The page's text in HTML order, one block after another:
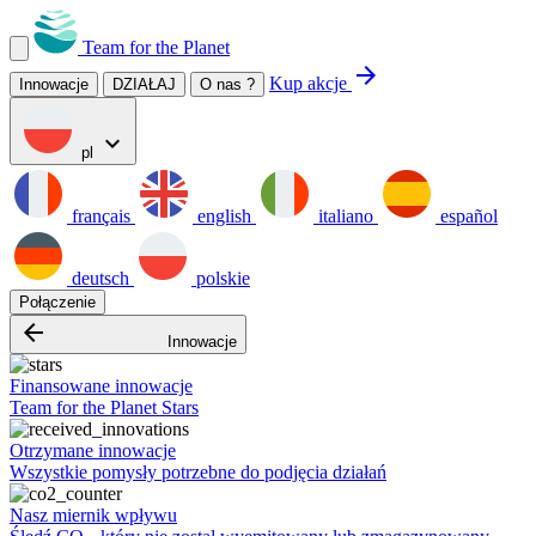
Team for the Planet
Innowacje DZIAŁAJ O nas ? Kup akcje arrow_forward
pl expand_more
français english italiano español
deutsch polskie
Połączenie
arrow_backward Innowacje
Finansowane innowacje
Team for the Planet Stars
Otrzymane innowacje
Wszystkie pomysły potrzebne do podjęcia działań
Nasz miernik wpływu